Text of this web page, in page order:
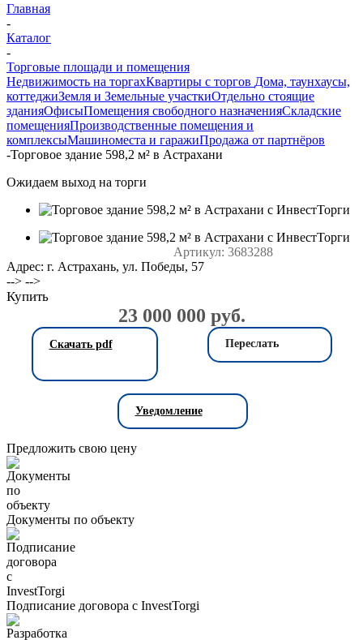
Главная
-
Каталог
-
Торговые площади и помещения
Недвижимость на торгахКвартиры с торгов Дома, таунхаусы,
коттеджиЗемля и Земельные участкиОтдельно стоящие
зданияОфисыПомещения свободного назначенияСкладские
помещенияПроизводственные помещения и
комплексыМашиноместа и гаражиПродажа от партнёров
-Торговое здание 598,2 м² в Астрахани
Ожидаем выход на торги
Артикул: 3683288
Адрес: г. Астрахань, ул. Победы, 57
23 000 000 руб.
--> -->
Купить
Переслать
Скачать pdf
Уведомление
Предложить свою цену
Документы по объекту
Подписание договора с InvestTorgi